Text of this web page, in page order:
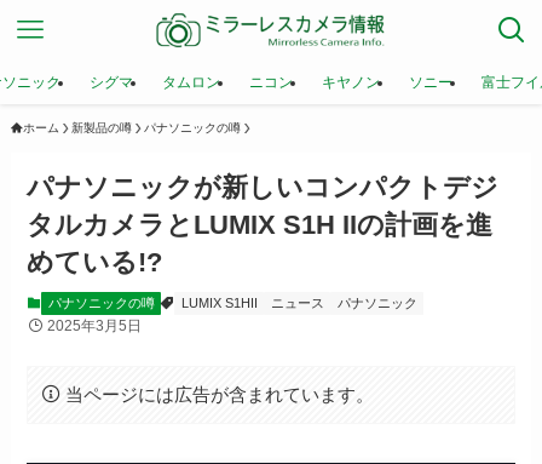
ニック シグマ タムロン ニコン キヤノン ソニー 富士フ
ホーム 新製品の噂 パナソニックの噂
パナソニックが新しいコンパクトデジ
タルカメラとLUMIX S1H IIの計画を進
めている!?
パナソニックの噂 LUMIX S1HII ニュース パナソニック
2025年3月5日
当ページには広告が含まれています。